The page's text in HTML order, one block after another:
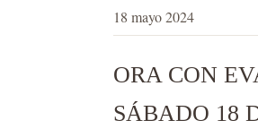
18 mayo 2024
ORA CON
SÁBADO 18